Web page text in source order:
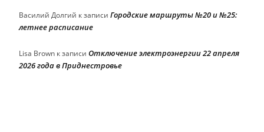
Василий Долгий к записи Городские маршруты №20 и №25:
летнее расписание
Lisa Brown к записи Отключение электроэнергии 22 апреля
2026 года в Приднестровье